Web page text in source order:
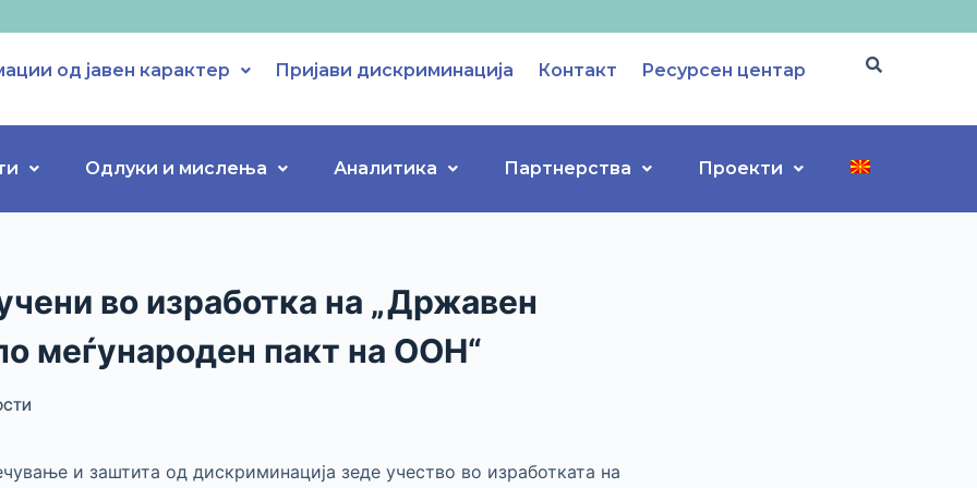
од јавен карактер Пријави дискриминација Контакт Ресурсен центар
Одлуки и мислења Аналитика Партнерства Проекти
во изработка на „Државен
меѓународен пакт на ООН“
и заштита од дискриминација зеде учество во изработката на